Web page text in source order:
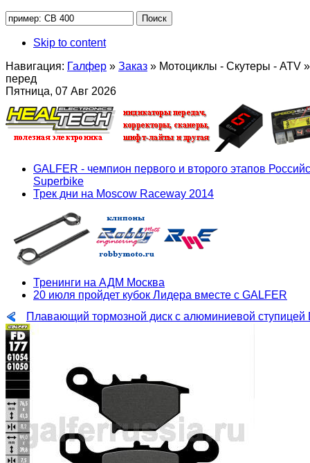
Skip to content
Навигация: Галфер » Заказ » Мотоциклы - Скутеры - ATV »
перед
Пятница, 07 Авг 2026
GALFER - чемпион первого и второго этапов
Superbike
Трек дни на Moscow Raceway 2014
Тренинги на АДМ Москва
20 июля пройдет кубок Лидера вместе с GALFER
Плавающий тормозной диск с алюминиевой ступицей